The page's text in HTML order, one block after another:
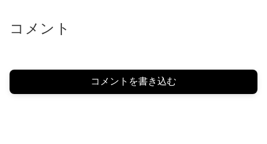
コメント
コメントを書き込む